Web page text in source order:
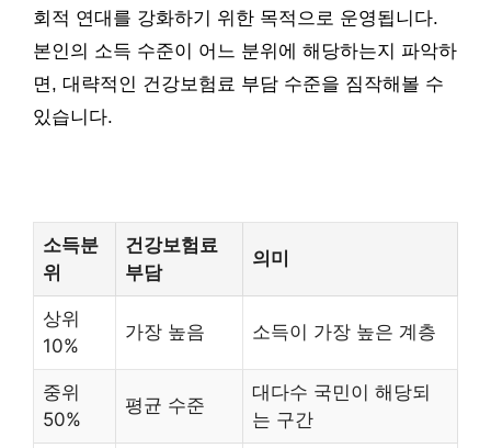
회적 연대를 강화하기 위한 목적으로 운영됩니다.
본인의 소득 수준이 어느 분위에 해당하는지 파악하
면, 대략적인 건강보험료 부담 수준을 짐작해볼 수
있습니다.
소득분
위
건강보험료
부담
의미
상위
10%
가장 높음 소득이 가장 높은 계층
중위
50%
평균 수준
대다수 국민이 해당되
는 구간